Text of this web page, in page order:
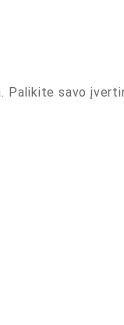
Palikite savo